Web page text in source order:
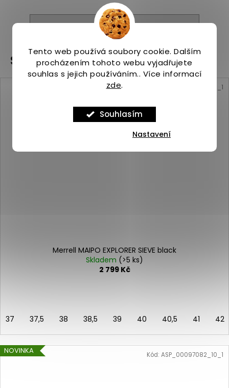
Tento web používá soubory cookie. Dalším
procházením tohoto webu vyjadřujete
souhlas s jejich používáním.. Více informací
zde.
Souhlasím
Nastavení
ZOBRAZIT VŠECHNY PODOBNÉ PRODUKTY
Související produkty
Merrell MAIPO EXPLORER SIEVE black
Skladem (>5 ks)
2 799 Kč
37 37,5 38 38,5 39 40 40,5 41 42
ASP_00097345_10_1
NOVINKA Kód: ASP_00097082_10_1